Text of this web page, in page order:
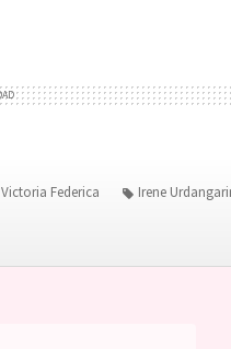
Victoria Federica Irene